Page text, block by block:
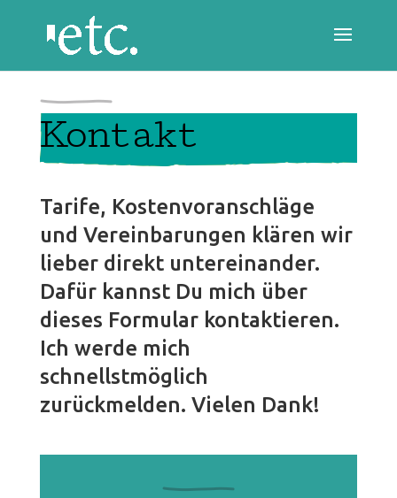
Kontakt
Tarife, Kostenvoranschläge
und Vereinbarungen klären wir
lieber direkt untereinander.
Dafür kannst Du mich über
dieses Formular kontaktieren.
Ich werde mich
schnellstmöglich
zurückmelden. Vielen Dank!